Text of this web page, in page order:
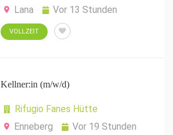
Lana
Vor 13 Stunden
VOLLZEIT
Kellner:in (m/w/d)
Rifugio Fanes Hütte
Enneberg
Vor 19 Stunden